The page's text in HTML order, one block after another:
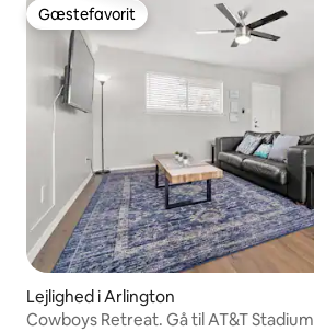
Gæstefavorit
Gæstefavorit
Lejlighed i Arlington
Cowboys Retreat. Gå til AT&T Stadium